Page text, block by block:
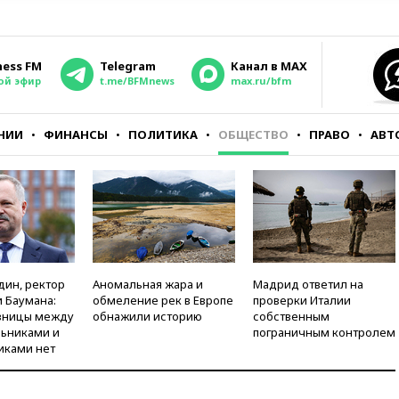
FM
эфир
Telegram
t.me/BFMnews
Канал в MAX
max.ru/bfm
ФИНАНСЫ ПОЛИТИКА ОБЩЕСТВО ПРАВО
ректор
между
и
нет
Аномальная жара и
обмеление рек в Европе
обнажили историю
Мадрид ответил на
проверки Италии
собственным
пограничным контролем